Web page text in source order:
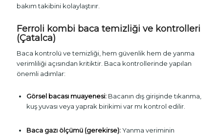
bakım takibini kolaylaştırır.
Ferroli kombi baca temizliği ve kontrolleri
(Çatalca)
Baca kontrolü ve temizliği, hem güvenlik hem de yanma
verimliliği açısından kritiktir. Baca kontrollerinde yapılan
önemli adımlar:
Görsel bacası muayenesi:Bacanın dış girişinde tıkanma,
kuş yuvası veya yaprak birikimi var mı kontrol edilir.
Baca gazı ölçümü (gerekirse):Yanma veriminin